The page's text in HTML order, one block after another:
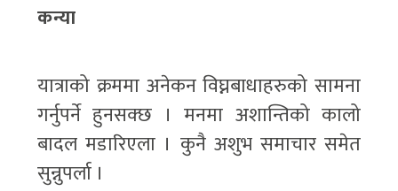
कन्या
यात्राको क्रममा अनेकन विघ्नबाधाहरुको सामना
गर्नुपर्ने हुनसक्छ । मनमा अशान्तिको कालो
बादल मडारिएला । कुनै अशुभ समाचार समेत
सुन्नुपर्ला ।